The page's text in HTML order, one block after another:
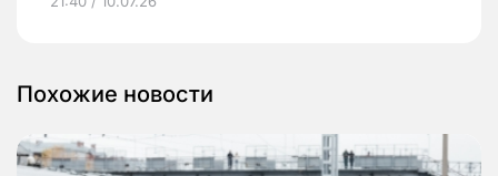
Похожие новости